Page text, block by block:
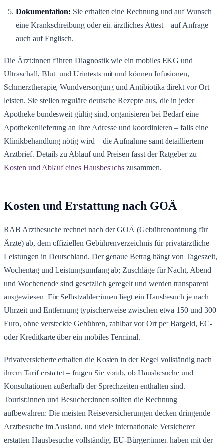
Dokumentation: Sie erhalten eine Rechnung und auf Wunsch
eine Krankschreibung oder ein ärztliches Attest – auf Anfrage
auch auf Englisch.
Die Ärzt:innen führen Diagnostik wie ein mobiles EKG und
Ultraschall, Blut- und Urintests mit und können Infusionen,
Schmerztherapie, Wundversorgung und Antibiotika direkt vor Ort
leisten. Sie stellen reguläre deutsche Rezepte aus, die in jeder
Apotheke bundesweit gültig sind, organisieren bei Bedarf eine
Apothekenlieferung an Ihre Adresse und koordinieren – falls eine
Klinikbehandlung nötig wird – die Aufnahme samt detailliertem
Arztbrief. Details zu Ablauf und Preisen fasst der Ratgeber zu
Kosten und Ablauf eines Hausbesuchs zusammen.
Kosten und Erstattung nach GOÄ
RAB Arztbesuche rechnet nach der GOÄ (Gebührenordnung für
Ärzte) ab, dem offiziellen Gebührenverzeichnis für privatärztliche
Leistungen in Deutschland. Der genaue Betrag hängt von Tageszeit,
Wochentag und Leistungsumfang ab; Zuschläge für Nacht, Abend
und Wochenende sind gesetzlich geregelt und werden transparent
ausgewiesen. Für Selbstzahler:innen liegt ein Hausbesuch je nach
Uhrzeit und Entfernung typischerweise zwischen etwa 150 und 300
Euro, ohne versteckte Gebühren, zahlbar vor Ort per Bargeld, EC-
oder Kreditkarte über ein mobiles Terminal.
Privatversicherte erhalten die Kosten in der Regel vollständig nach
ihrem Tarif erstattet – fragen Sie vorab, ob Hausbesuche und
Konsultationen außerhalb der Sprechzeiten enthalten sind.
Tourist:innen und Besucher:innen sollten die Rechnung
aufbewahren: Die meisten Reiseversicherungen decken dringende
Arztbesuche im Ausland, und viele internationale Versicherer
erstatten Hausbesuche vollständig. EU-Bürger:innen haben mit der